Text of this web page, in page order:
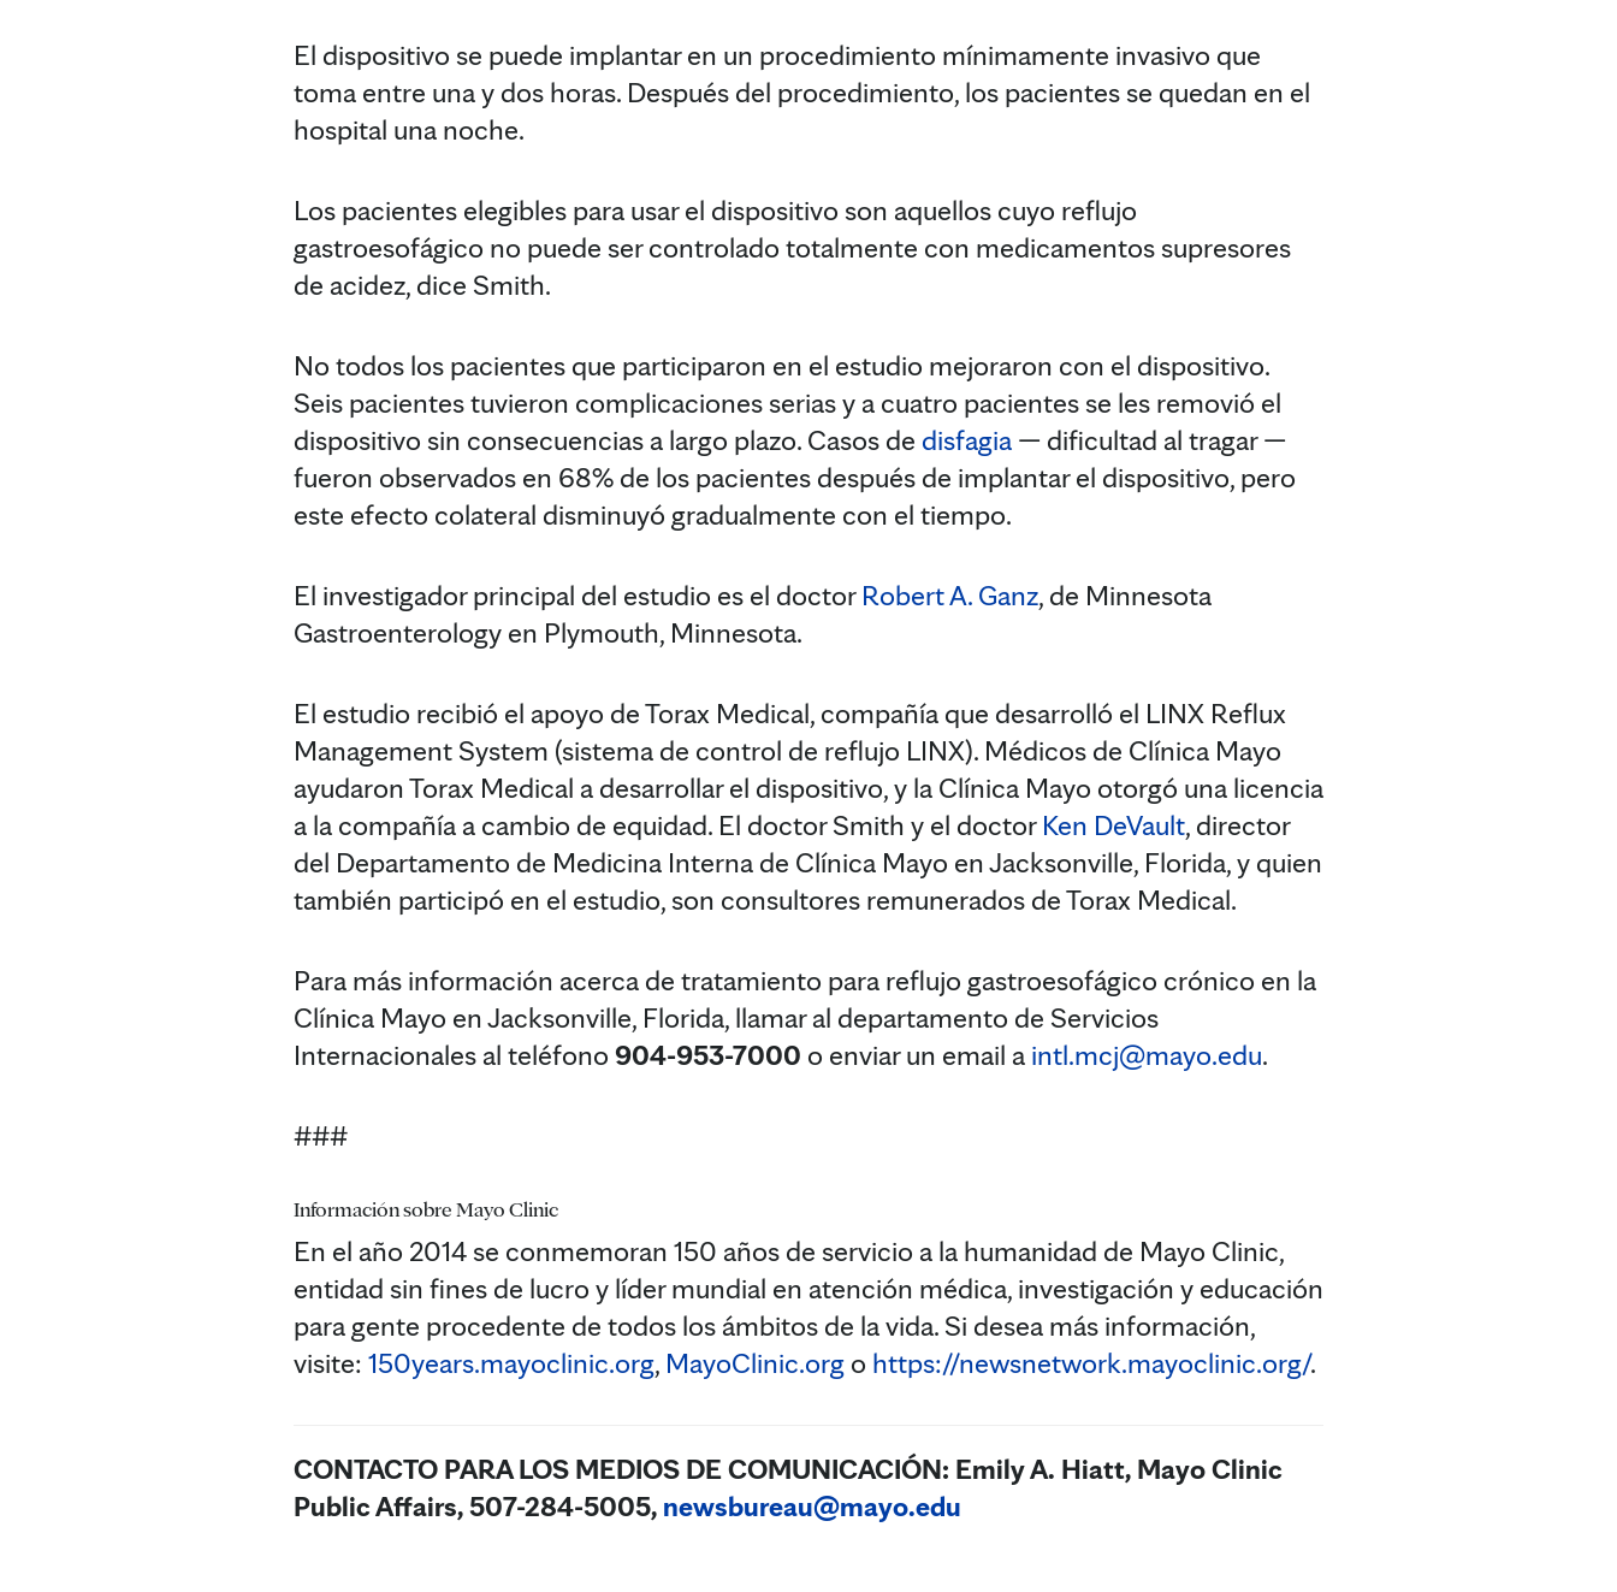
El dispositivo se puede implantar en un procedimiento mínimamente invasivo que
toma entre una y dos horas. Después del procedimiento, los pacientes se quedan en el
hospital una noche.
Los pacientes elegibles para usar el dispositivo son aquellos cuyo reflujo
gastroesofágico no puede ser controlado totalmente con medicamentos supresores
de acidez, dice Smith.
No todos los pacientes que participaron en el estudio mejoraron con el dispositivo.
Seis pacientes tuvieron complicaciones serias y a cuatro pacientes se les removió el
dispositivo sin consecuencias a largo plazo. Casos de disfagia — dificultad al tragar —
fueron observados en 68% de los pacientes después de implantar el dispositivo, pero
este efecto colateral disminuyó gradualmente con el tiempo.
El investigador principal del estudio es el doctor Robert A. Ganz, de Minnesota
Gastroenterology en Plymouth, Minnesota.
El estudio recibió el apoyo de Torax Medical, compañía que desarrolló el LINX Reflux
Management System (sistema de control de reflujo LINX). Médicos de Clínica Mayo
ayudaron Torax Medical a desarrollar el dispositivo, y la Clínica Mayo otorgó una licencia
a la compañía a cambio de equidad. El doctor Smith y el doctor Ken DeVault, director
del Departamento de Medicina Interna de Clínica Mayo en Jacksonville, Florida, y quien
también participó en el estudio, son consultores remunerados de Torax Medical.
Para más información acerca de tratamiento para reflujo gastroesofágico crónico en la
Clínica Mayo en Jacksonville, Florida, llamar al departamento de Servicios
Internacionales al teléfono 904-953-7000 o enviar un email a intl.mcj@mayo.edu.
###
Información sobre Mayo Clinic
En el año 2014 se conmemoran 150 años de servicio a la humanidad de Mayo Clinic,
entidad sin fines de lucro y líder mundial en atención médica, investigación y educación
para gente procedente de todos los ámbitos de la vida. Si desea más información,
visite: 150years.mayoclinic.org, MayoClinic.org o https://newsnetwork.mayoclinic.org/.
CONTACTO PARA LOS MEDIOS DE COMUNICACIÓN: Emily A. Hiatt, Mayo Clinic
Public Affairs, 507-284-5005, newsbureau@mayo.edu